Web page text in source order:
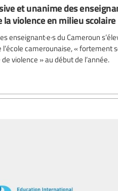
et unanime des
la violence en milieu scolaire
enseignant·e·s du Cameroun
camerounaise, « fortement
violence » au début de l’année.